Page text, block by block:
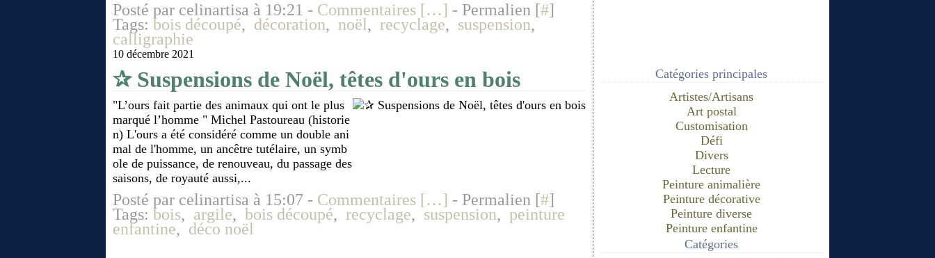
Posté par celinartisa à 19:21 - Commentaires […] - Permalien [#]
Tags: bois découpé, décoration, noël, recyclage, suspension,
calligraphie
10 décembre 2021
✰ Suspensions de Noël, têtes d'ours en bois
"L’ours fait partie des animaux qui ont le plus
marqué l’homme " Michel Pastoureau (historie
n) L'ours a été considéré comme un double ani
mal de l'homme, un ancêtre tutélaire, un symb
ole de puissance, de renouveau, du passage des
saisons, de royauté aussi,...
Posté par celinartisa à 15:07 - Commentaires […] - Permalien [#]
Tags: bois, argile, bois découpé, recyclage, suspension, peinture
enfantine, déco noël
Catégories principales
Artistes/Artisans
Art postal
Customisation
Défi
Divers
Lecture
Peinture animalière
Peinture décorative
Peinture diverse
Peinture enfantine
Catégories